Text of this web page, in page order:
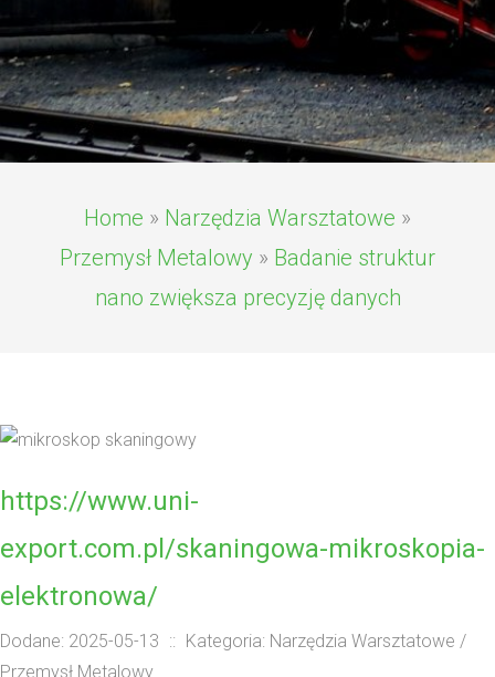
Home » Narzędzia Warsztatowe »
Przemysł Metalowy » Badanie struktur
nano zwiększa precyzję danych
https://www.uni-
export.com.pl/skaningowa-mikroskopia-
elektronowa/
Dodane: 2025-05-13 :: Kategoria: Narzędzia Warsztatowe /
Przemysł Metalowy